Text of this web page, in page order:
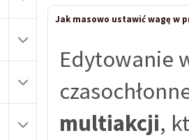
Jak masowo ustawić wagę w
Edytowanie
multiakcji,